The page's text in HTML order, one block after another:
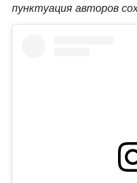
пунктуация авторов